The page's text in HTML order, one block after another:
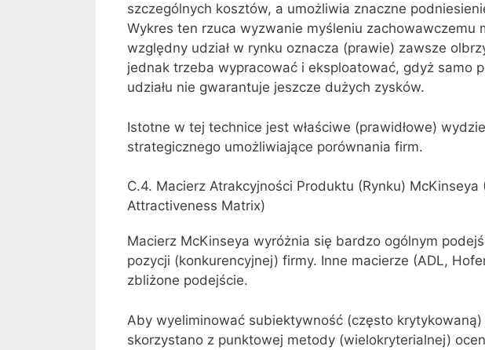
szczególnych kosztów, a umożliwia znaczne
Wykres ten rzuca wyzwanie myśleniu zachowawczemu
względny udział w rynku oznacza (prawie) zawsze
jednak trzeba wypracować i eksploatować, gdyż samo
udziału nie gwarantuje jeszcze dużych zysków.
Istotne w tej technice jest właściwe (prawidłowe)
strategicznego umożliwiające porównania firm.
C.4. Macierz Atrakcyjności Produktu (Rynku) McKinseya
Attractiveness Matrix)
Macierz McKinseya wyróżnia się bardzo ogólnym
pozycji (konkurencyjnej) firmy. Inne macierze (ADL,
zbliżone podejście.
Aby wyeliminować subiektywność (często
skorzystano z punktowej metody (wielokryterialnej)